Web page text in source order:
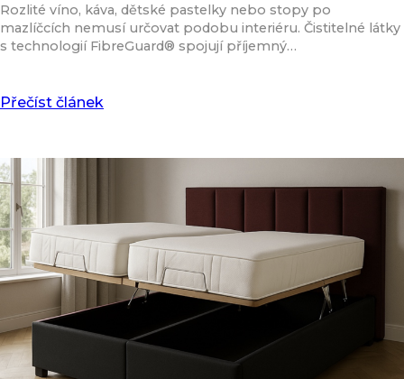
Rozlité víno, káva, dětské pastelky nebo stopy po
mazlíčcích nemusí určovat podobu interiéru. Čistitelné látky
s technologií FibreGuard® spojují příjemný…
Přečíst článek